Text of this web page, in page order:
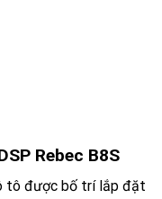
Rebec B8S
tô được bố trí lắp đặt